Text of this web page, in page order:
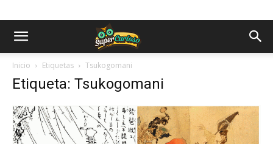
Inicio Etiquetas Tsukogomani
Etiqueta: Tsukogomani